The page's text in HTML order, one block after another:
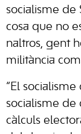
socialisme de
cosa que no
naltros, gent
militància
“El
socialisme
càlculs